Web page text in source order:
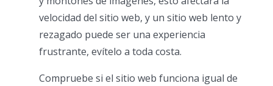
velocidad del sitio web, y un sitio web lento y
rezagado puede ser una experiencia
frustrante, evítelo a toda costa.
Compruebe si el sitio web funciona igual de